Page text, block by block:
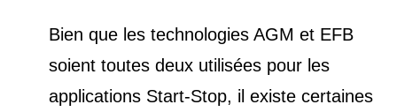
Bien que les technologies AGM et EFB
soient toutes deux utilisées pour les
applications Start-Stop, il existe certaines